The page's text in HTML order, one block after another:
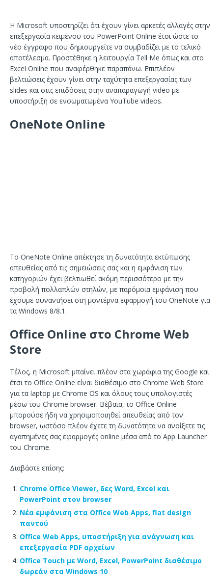
Η Microsoft υποστηρίζει ότι έχουν γίνει αρκετές αλλαγές στην
επεξεργασία κειμένου του PowerPoint Online έτσι ώστε το
νέο έγγραφο που δημιουργείτε να συμβαδίζει με το τελικό
αποτέλεσμα. Προστέθηκε η λειτουργία Tell Me όπως και στο
Excel Online που αναφέρθηκε παραπάνω. Επιπλέον
βελτιώσεις έχουν γίνει στην ταχύτητα επεξεργασίας των
slides και στις επιδόσεις στην αναπαραγωγή video με
υποστήριξη σε ενσωματωμένα YouTube videos.
OneNote Online
Το OneNote Online απέκτησε τη δυνατότητα εκτύπωσης
απευθείας από τις σημειώσεις σας και η εμφάνιση των
κατηγοριών έχει βελτιωθεί ακόμη περισσότερο με την
προβολή πολλαπλών στηλών, με παρόμοια εμφάνιση που
έχουμε συναντήσει στη μοντέρνα εφαρμογή του OneNote για
τα Windows 8/8.1.
Office Online στο Chrome Web
Store
Τέλος, η Microsoft μπαίνει πλέον στα χωράφια της Google και
έτσι το Office Online είναι διαθέσιμο στο Chrome Web Store
για τα laptop με Chrome OS και όλους τους υπολογιστές
μέσω του Chrome browser. Βέβαια, το Office Online
μπορούσε ήδη να χρησιμοποιηθεί απευθείας από τον
browser, ωστόσο πλέον έχετε τη δυνατότητα να ανοίξετε τις
αγαπημένες σας εφαρμογές online μέσα από το App Launcher
του Chrome.
Διαβάστε επίσης:
Chrome Office Viewer, δες Word, Excel και
PowerPoint στον browser
Νέα εμφάνιση στα Office Web Apps, flat design
παντού
Office Web Apps, υποστήριξη για ανάγνωση και
επεξεργασία PDF αρχείων
Office Touch με Word, Excel, PowerPoint διαθέσιμο
δωρεάν στα Windows 10